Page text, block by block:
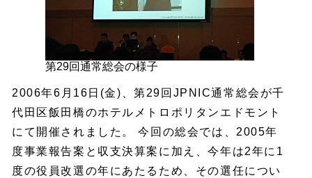
第29回通常総会の様子
2006年6月16日(金)、第29回JPNIC通常総会が千
代田区飯田橋のホテルメトロポリタンエドモント
にて開催されました。 今回の総会では、2005年
度事業報告案と収支決算案に加え、今年は2年に1
度の役員改選の年にあたるため、その選任につい